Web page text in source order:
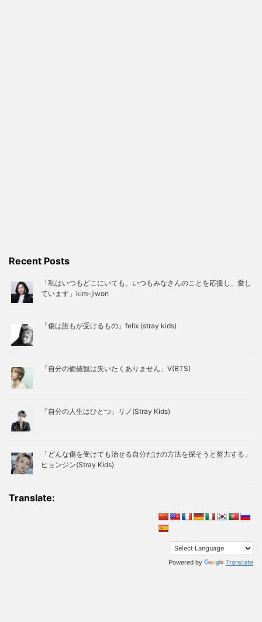
Recent Posts
「私はいつもどこにいても、いつもみなさんのことを応援し、愛し
ています」kim-jiwon
「傷は誰もが受けるもの」felix (stray kids)
「自分の価値観は失いたくありません」V(BTS)
「自分の人生はひとつ」リノ(Stray Kids)
「どんな傷を受けても治せる自分だけの方法を探そうと努力する」
ヒョンジン(Stray Kids)
Translate:
Powered by Translate